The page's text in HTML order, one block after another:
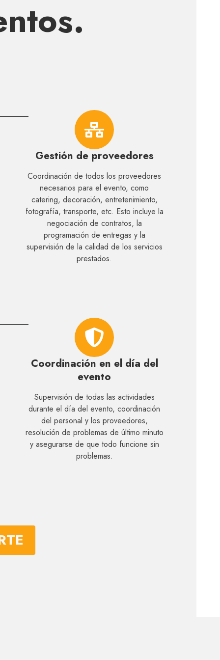
Gestión de proveedores
Coordinación de todos los proveedores
necesarios para el evento, como
catering, decoración, entretenimiento,
fotografía, transporte, etc. Esto incluye la
negociación de contratos, la
programación de entregas y la
supervisión de la calidad de los servicios
prestados.
Coordinación en el día del
evento
Supervisión de todas las actividades
durante el día del evento, coordinación
del personal y los proveedores,
resolución de problemas de último minuto
y asegurarse de que todo funcione sin
problemas.